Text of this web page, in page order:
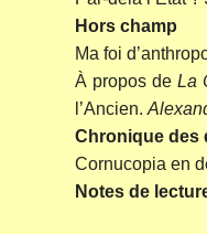
Hors champ
Ma foi
À propos de La
l’Ancien.
Chronique des
Cornucopia en
Notes de